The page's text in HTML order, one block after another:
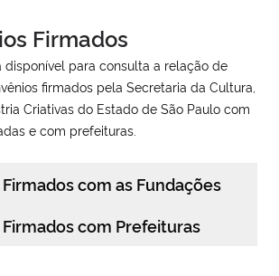
Firmados
disponível para consulta a relação de
firmados pela Secretaria da Cultura,
Criativas do Estado de São Paulo com
e com prefeituras.
com as Fundações
com Prefeituras